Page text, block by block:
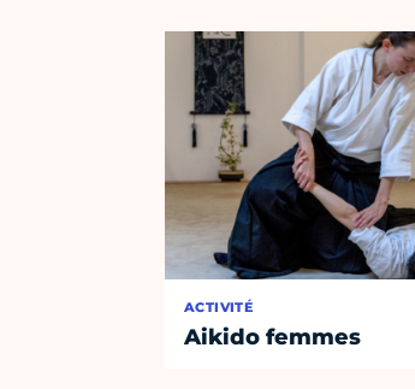
ACTIVITÉ
Aikido femmes